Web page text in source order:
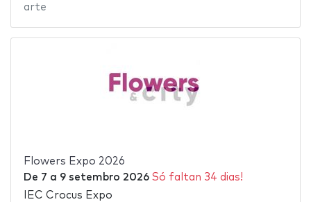
arte
Flowers Expo 2026
De 7 a 9 setembro 2026 Só faltan 34 dias!
IEC Crocus Expo